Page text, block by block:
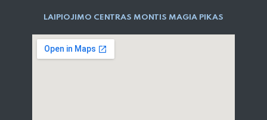
LAIPIOJIMO CENTRAS MONTIS MAGIA PIKAS